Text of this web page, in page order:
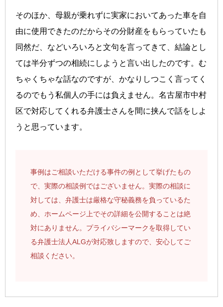
そのほか、母親が乗れずに実家においてあった車を自
由に使用できたのだからその分財産をもらっていたも
同然だ、などいろいろと文句を言ってきて、結論とし
ては半分ずつの相続にしようと言い出したのです。む
ちゃくちゃな話なのですが、かなりしつこく言ってく
るのでもう私個人の手には負えません。名古屋市中村
区で対応してくれる弁護士さんを間に挟んで話をしよ
うと思っています。
事例はご相談いただける事件の例として挙げたもの
で、実際の相談例ではございません。実際の相談に
対しては、弁護士は厳格な守秘義務を負っているた
め、ホームページ上でその詳細を公開することは絶
対にありません。プライバシーマークを取得してい
る弁護士法人ALGが対応致しますので、安心してご
相談ください。